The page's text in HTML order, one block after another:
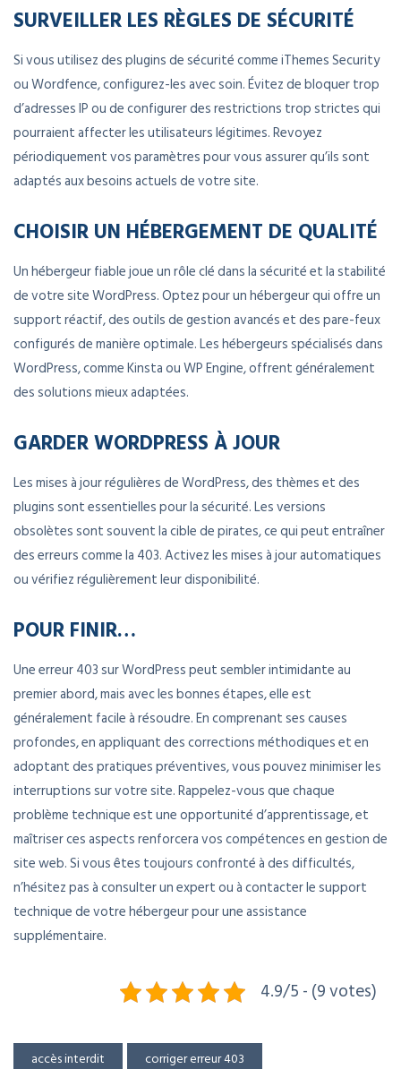
SURVEILLER LES RÈGLES DE SÉCURITÉ
Si vous utilisez des plugins de sécurité comme iThemes Security
ou Wordfence, configurez-les avec soin. Évitez de bloquer trop
d’adresses IP ou de configurer des restrictions trop strictes qui
pourraient affecter les utilisateurs légitimes. Revoyez
périodiquement vos paramètres pour vous assurer qu’ils sont
adaptés aux besoins actuels de votre site.
CHOISIR UN HÉBERGEMENT DE QUALITÉ
Un hébergeur fiable joue un rôle clé dans la sécurité et la stabilité
de votre site WordPress. Optez pour un hébergeur qui offre un
support réactif, des outils de gestion avancés et des pare-feux
configurés de manière optimale. Les hébergeurs spécialisés dans
WordPress, comme Kinsta ou WP Engine, offrent généralement
des solutions mieux adaptées.
GARDER WORDPRESS À JOUR
Les mises à jour régulières de WordPress, des thèmes et des
plugins sont essentielles pour la sécurité. Les versions
obsolètes sont souvent la cible de pirates, ce qui peut entraîner
des erreurs comme la 403. Activez les mises à jour automatiques
ou vérifiez régulièrement leur disponibilité.
POUR FINIR…
Une erreur 403 sur WordPress peut sembler intimidante au
premier abord, mais avec les bonnes étapes, elle est
généralement facile à résoudre. En comprenant ses causes
profondes, en appliquant des corrections méthodiques et en
adoptant des pratiques préventives, vous pouvez minimiser les
interruptions sur votre site. Rappelez-vous que chaque
problème technique est une opportunité d’apprentissage, et
maîtriser ces aspects renforcera vos compétences en gestion de
site web. Si vous êtes toujours confronté à des difficultés,
n’hésitez pas à consulter un expert ou à contacter le support
technique de votre hébergeur pour une assistance
supplémentaire.
4.9/5 - (9 votes)
accès interdit corriger erreur 403